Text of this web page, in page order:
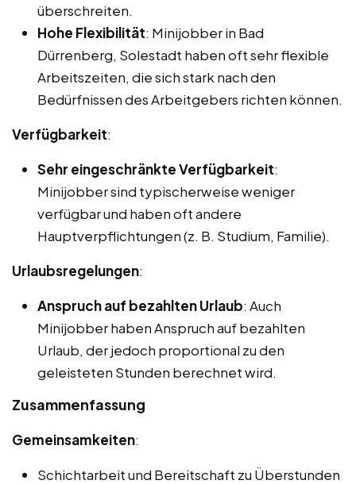
überschreiten.
Hohe Flexibilität: Minijobber in Bad
Dürrenberg, Solestadt haben oft sehr flexible
Arbeitszeiten, die sich stark nach den
Bedürfnissen des Arbeitgebers richten können.
Verfügbarkeit:
Sehr eingeschränkte Verfügbarkeit:
Minijobber sind typischerweise weniger
verfügbar und haben oft andere
Hauptverpflichtungen (z. B. Studium, Familie).
Urlaubsregelungen:
Anspruch auf bezahlten Urlaub: Auch
Minijobber haben Anspruch auf bezahlten
Urlaub, der jedoch proportional zu den
geleisteten Stunden berechnet wird.
Zusammenfassung
Gemeinsamkeiten:
Schichtarbeit und Bereitschaft zu Überstunden